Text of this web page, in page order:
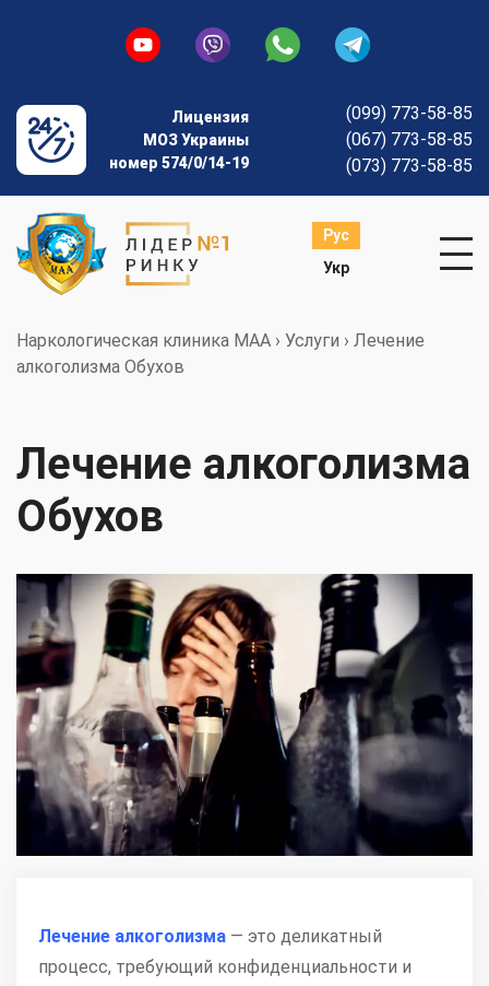
Лицензия
МОЗ Украины
номер 574/0/14-19
(099) 773-58-85
(067) 773-58-85
(073) 773-58-85
Рус
Укр
Наркологическая клиника МАА › Услуги › Лечение
алкоголизма Обухов
Лечение алкоголизма
Обухов
Лечение алкоголизма — это деликатный
процесс, требующий конфиденциальности и